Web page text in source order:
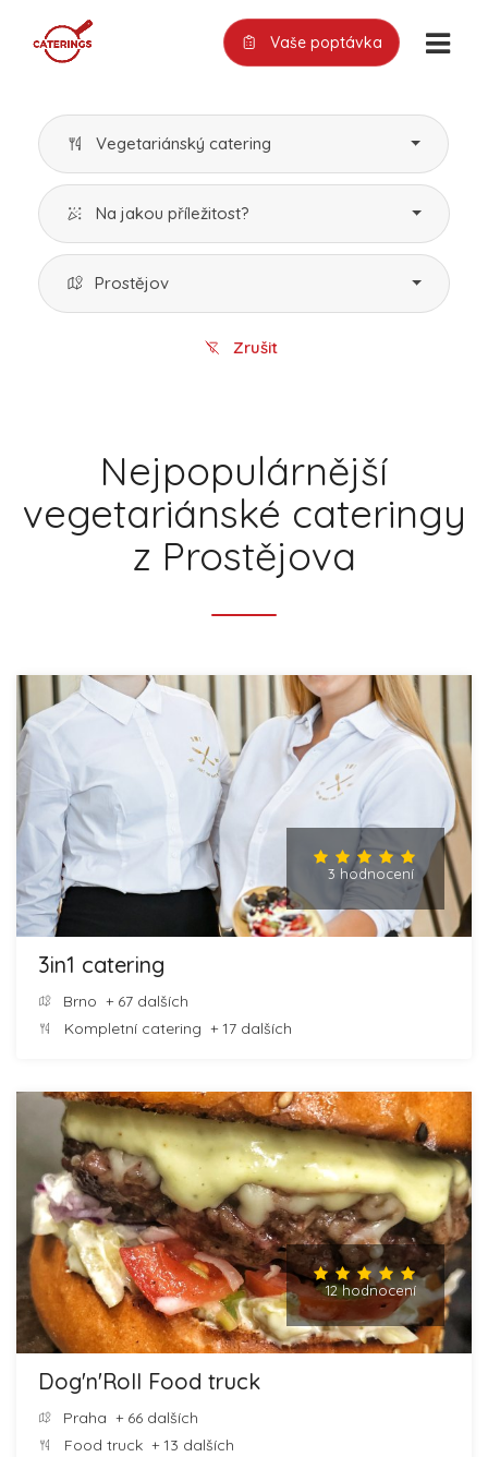
Vaše poptávka
Vegetariánský catering
Na jakou příležitost?
Prostějov
Zrušit
Nejpopulárnější
vegetariánské cateringy
z Prostějova
3 hodnocení
3in1 catering
Brno + 67 dalších
Kompletní catering + 17 dalších
12 hodnocení
Dog'n'Roll Food truck
Praha + 66 dalších
Food truck + 13 dalších